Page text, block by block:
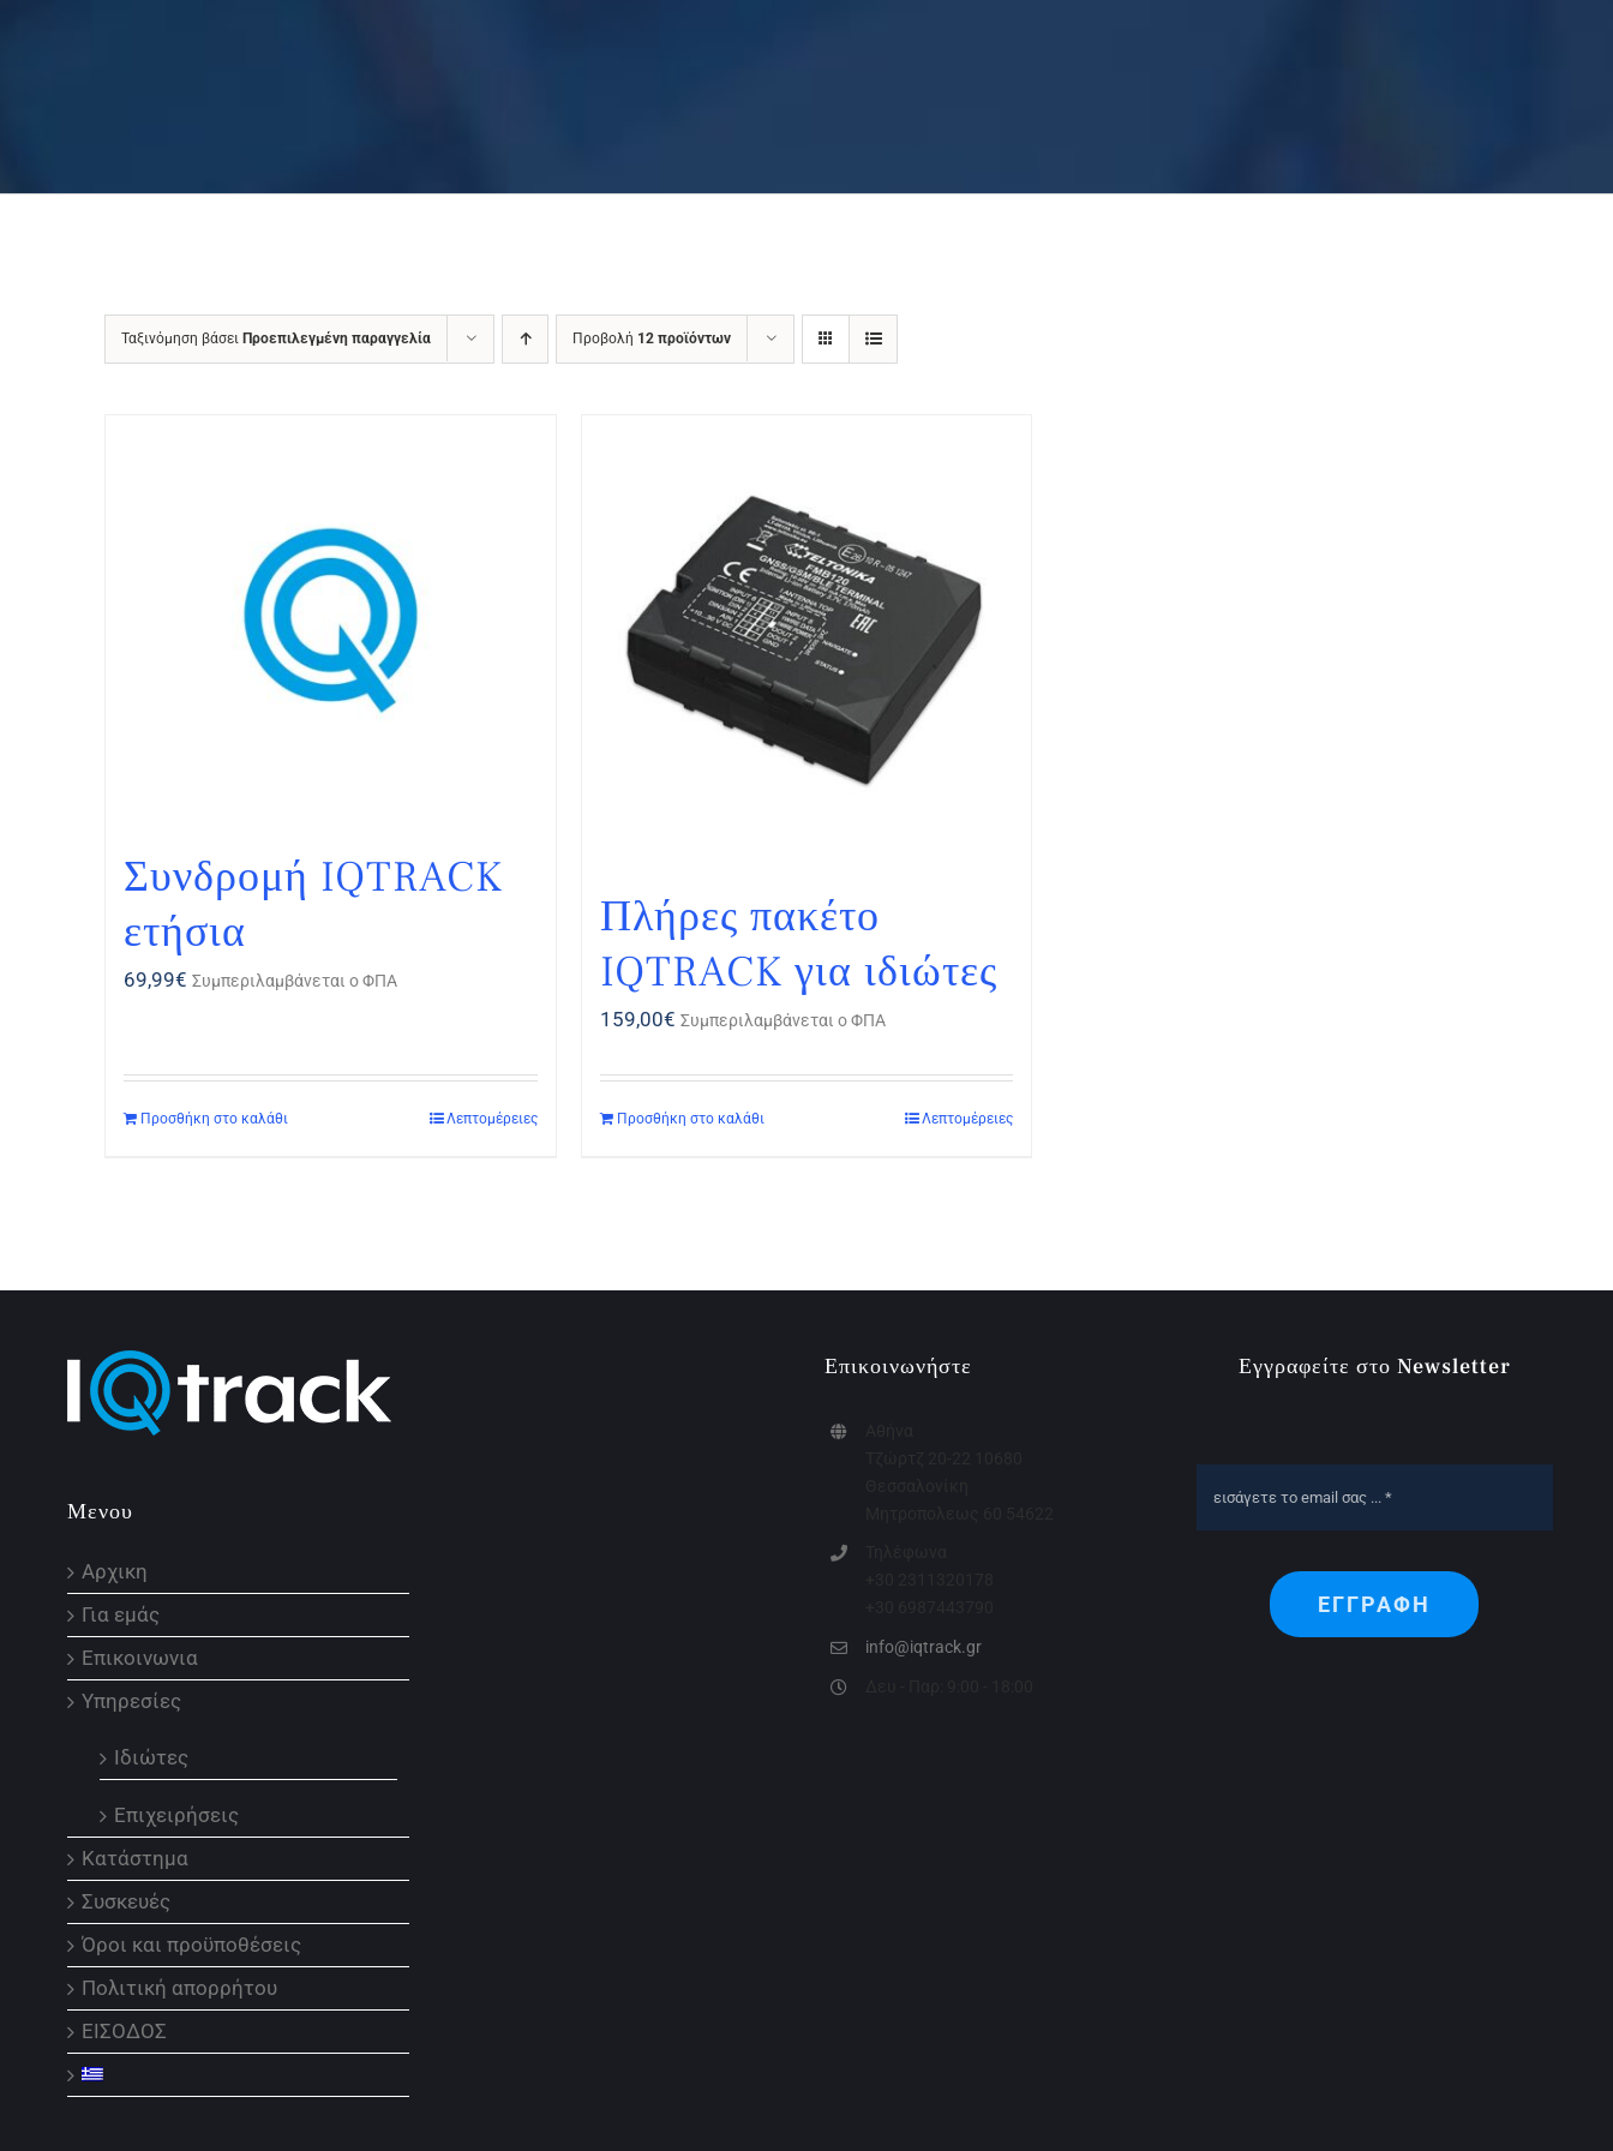
Ταξινόμηση βάσει Προεπιλεγμένη παραγγελία Προβολή 12 προϊόντων
Συνδρομή IQTRACK
ετήσια
69,99€ Συμπεριλαμβάνεται ο ΦΠΑ
Προσθήκη στο καλάθι Λεπτομέρειες
Πλήρες πακέτο
IQTRACK για ιδιώτες
159,00€ Συμπεριλαμβάνεται ο ΦΠΑ
Προσθήκη στο καλάθι Λεπτομέρειες
Μενου
Αρχικη
Για εμάς
Επικοινωνια
Υπηρεσίες
Ιδιώτες
Επιχειρήσεις
Κατάστημα
Συσκευές
Όροι και προϋποθέσεις
Πολιτική απορρήτου
ΕΙΣΟΔΟΣ
Επικοινωνήστε
info@iqtrack.gr
Εγγραφείτε στο Newsletter
ΕΓΓΡΑΦΗ